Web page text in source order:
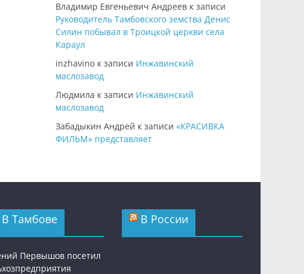
Владимир Евгеньевич Андреев к записи
Руководитель Тамбовского земства Денис
Силин побывал в Троицкой церкви села
Караул
inzhavino к записи Инжавинский
маслозавод
Людмила к записи Инжавинский
маслозавод
Забадыкин Андрей к записи «КРАСИВКА
ФИЛЬМ» представляет
В Тамбове
Первышов посетил
В России